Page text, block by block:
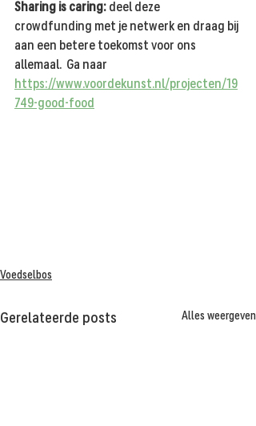
Sharing is caring: deel deze
crowdfunding met je netwerk en draag bij
aan een betere toekomst voor ons
allemaal.  Ga naar
https://www.voordekunst.nl/projecten/19
749-good-food
Voedselbos
Gerelateerde posts Alles weergeven